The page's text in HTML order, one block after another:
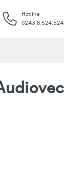
Hotline
0243.8.524.524